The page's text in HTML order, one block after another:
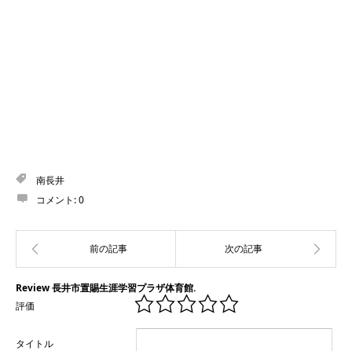
南長井
コメント:0
Review 長井市置賜生涯学習プラザ体育館.
評価
タイトル